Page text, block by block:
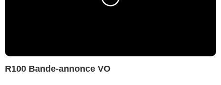
R100 Bande-annonce VO